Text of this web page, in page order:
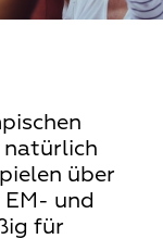
natürlich
über
und
für